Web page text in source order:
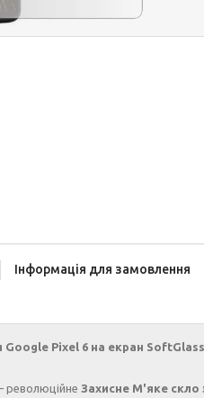
Інформація для замовлення
Pixel 6 на екран
революційне Захисне М'яке скло